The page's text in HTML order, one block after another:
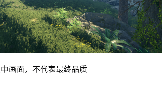
画面，不代表最终品质